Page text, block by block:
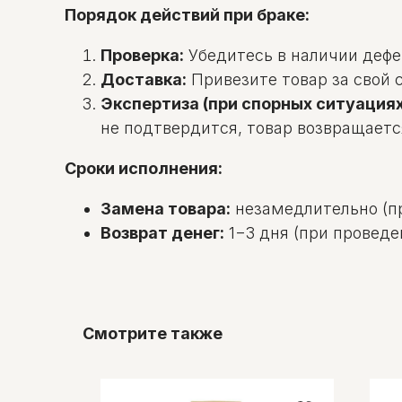
Порядок действий при браке:
Проверка: Убедитесь в наличии
Доставка: Привезите товар за
Экспертиза (при спорных
не подтвердится, товар
Сроки исполнения:
Замена товара: незамедлительно
Возврат денег: 1−3 дня (при
Смотрите также